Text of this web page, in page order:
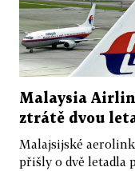
Malaysia
ztrátě dvou
Malajsijské
přišly o dvě letadla